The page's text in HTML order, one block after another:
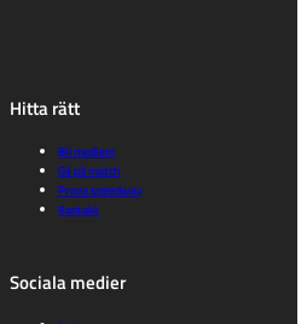
Hitta rätt
Bli medlem
Gå på match
Prova speedway
Kontakt
Sociala medier